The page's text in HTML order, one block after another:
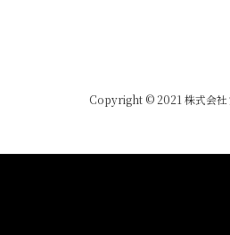
Copyright © 2021 株式会社